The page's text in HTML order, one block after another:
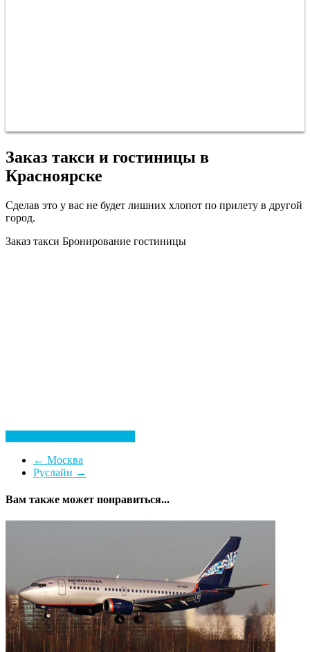
Заказ такси и гостиницы в
Красноярске
Сделав это у вас не будет лишних хлопот по прилету в другой
город.
Заказ такси Бронирование гостиницы
← Москва
Руслайн →
Вам также может понравиться...